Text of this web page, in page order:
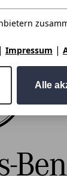
| Impressum |
Alle